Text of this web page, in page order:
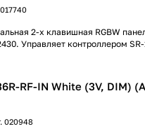
017740
2-х клавишная RGBW
Управляет контроллером
RF-IN White (3V, DIM)
020948